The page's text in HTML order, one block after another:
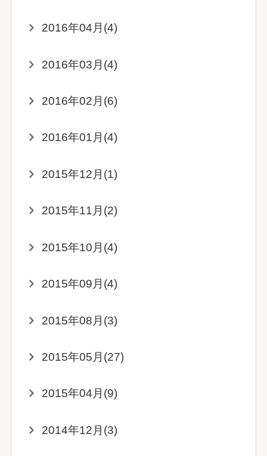
2016年04月(4)
2016年03月(4)
2016年02月(6)
2016年01月(4)
2015年12月(1)
2015年11月(2)
2015年10月(4)
2015年09月(4)
2015年08月(3)
2015年05月(27)
2015年04月(9)
2014年12月(3)